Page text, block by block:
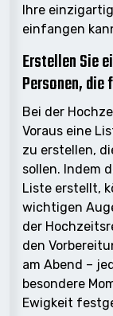
Ihre
einfangen
Erstellen Sie
Personen,
Bei der
Voraus eine
zu erstellen,
sollen. Indem
Liste erstellt,
wichtigen
der
den
am Abend –
besondere
Ewigkeit